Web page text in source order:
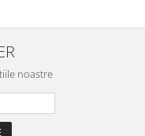
noastre